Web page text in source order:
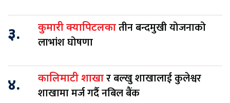
३. कुमारी क्यापिटलकातीन बन्दमुखी योजनाको
लाभांश घोषणा
४. कालिमाटी शाखार बल्खु शाखालाई कुलेश्वर
शाखामा मर्ज गर्दै नबिल बैंक